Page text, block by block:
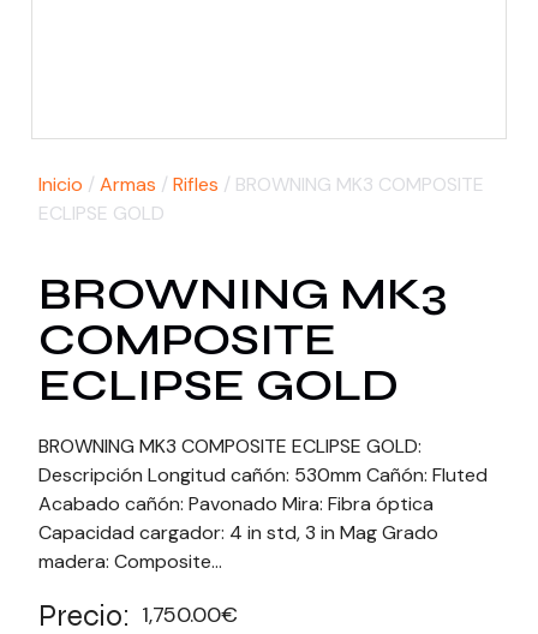
Inicio / Armas / Rifles / BROWNING MK3 COMPOSITE
ECLIPSE GOLD
BROWNING MK3
COMPOSITE
ECLIPSE GOLD
BROWNING MK3 COMPOSITE ECLIPSE GOLD:
Descripción Longitud cañón: 530mm Cañón: Fluted
Acabado cañón: Pavonado Mira: Fibra óptica
Capacidad cargador: 4 in std, 3 in Mag Grado
madera: Composite…
Precio: 1,750.00€